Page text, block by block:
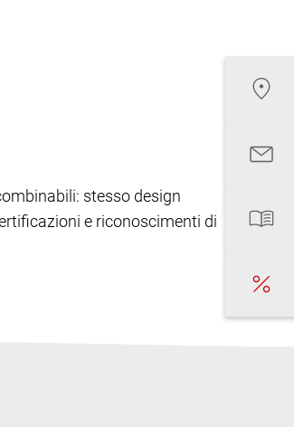
stesso design
e riconoscimenti di